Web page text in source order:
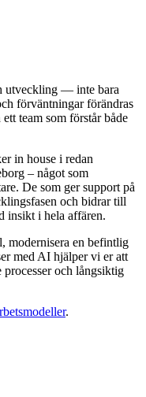
utveckling — inte bara
förväntningar förändras
team som förstår både
in house i redan
– något som
De som ger support på
och bidrar till
insikt i hela affären.
modernisera en befintlig
med AI hjälper vi er att
och långsiktig
.